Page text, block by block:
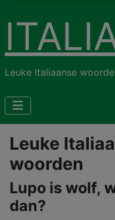
Leuke Italiaanse
Leuke
woorden
Lupo is wolf,
dan?